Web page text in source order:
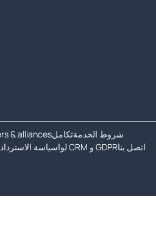
& alliancesتكاملشروط الخدمة
سياسة الاسترداد لوا CRM و GDPRاتصل بنا